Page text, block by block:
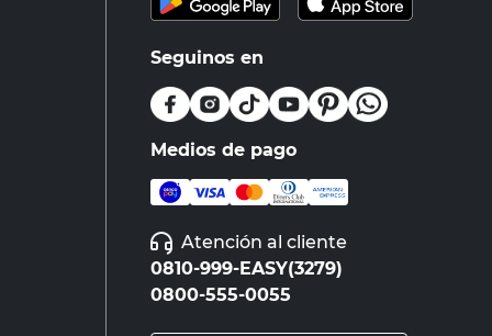
Seguinos en
Medios de pago
Atención al cliente
0810-999-EASY(3279)
0800-555-0055